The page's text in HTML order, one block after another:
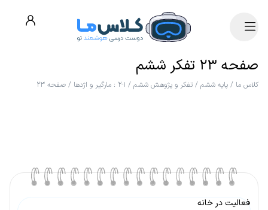
صفحه ۲۳ تفکر ششم
کلاس ما / پایه ششم / تفکر و پژوهش ششم / ۱-۲ : مارگیر و اژدها / صفحه ۲۳
فعالیت در خانه